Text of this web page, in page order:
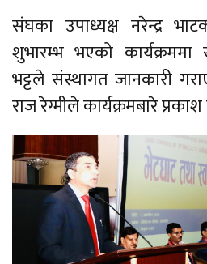
संघका उपाध्यक्ष नरेन्द्र
शुभारम्भ भएको
भट्टले संस्थागत जानकारी
राज रेग्मीले कार्यक्रमबारे